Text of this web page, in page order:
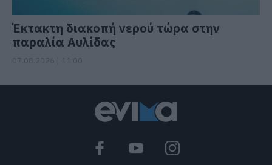
Έκτακτη διακοπή νερού τώρα στην
παραλία Αυλίδας